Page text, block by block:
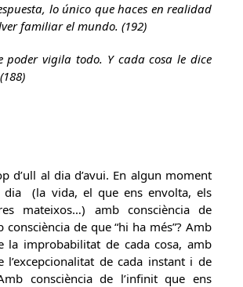
lo único que haces en realidad
familiar el mundo. (192)
poder vigila todo. Y cada cosa le dice
d’ull al dia d’avui. En algun moment
dia (la vida, el que ens envolta, els
mateixos…) amb consciència de
consciència de que “hi ha més”? Amb
la improbabilitat de cada cosa, amb
l’excepcionalitat de cada instant i de
consciència de l’infinit que ens